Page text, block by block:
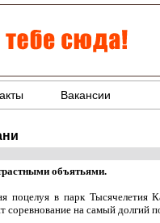
Вакансии
объятьями.
поцелуя в парк
соревнование на самый долгий